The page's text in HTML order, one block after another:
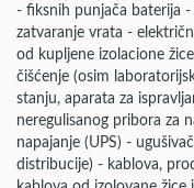
- fiksnih punjača baterija
zatvaranje vrata -
od kupljene izolacione
čišćenje (osim
stanju, aparata za
neregulisanog pribora za
napajanje (UPS) -
distribucije) - kablova,